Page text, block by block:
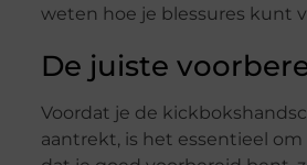
weten hoe je blessures kunt
De juiste
Voordat je de
aantrekt, is het essentieel